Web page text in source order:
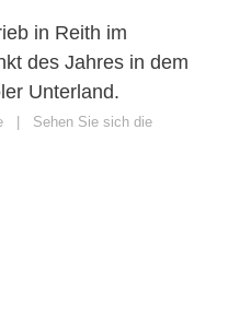
in Reith im
des Jahres in dem
Unterland.
| Sehen Sie sich die